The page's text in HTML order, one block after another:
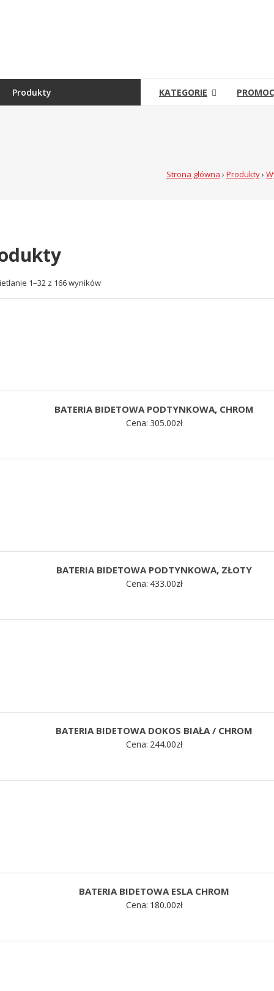
internetowy
Produkty KATEGORIE
Strona główna › Produkty›
1–32 z 166 wyników
BATERIA BIDETOWA PODTYNKOWA, CHROM
Cena: 305.00zł
BATERIA BIDETOWA PODTYNKOWA, ZŁOTY
Cena: 433.00zł
BATERIA BIDETOWA DOKOS BIAŁA / CHROM
Cena: 244.00zł
BATERIA BIDETOWA ESLA CHROM
Cena: 180.00zł